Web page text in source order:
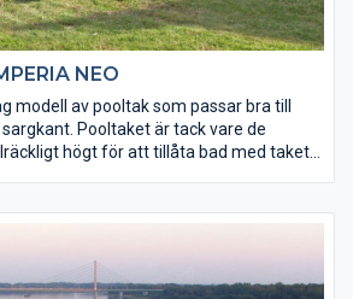
NEO
modell av pooltak som passar bra till
Pooltaket är tack vare de
högt för att tillåta bad med taket